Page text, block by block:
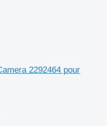
2292464 pour